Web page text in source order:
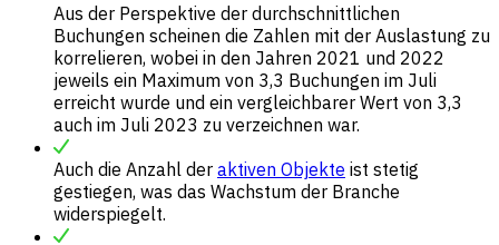
Aus der Perspektive der durchschnittlichen
Buchungen scheinen die Zahlen mit der Auslastung zu
korrelieren, wobei in den Jahren 2021 und 2022
jeweils ein Maximum von 3,3 Buchungen im Juli
erreicht wurde und ein vergleichbarer Wert von 3,3
auch im Juli 2023 zu verzeichnen war.
Auch die Anzahl der aktiven Objekte ist stetig
gestiegen, was das Wachstum der Branche
widerspiegelt.